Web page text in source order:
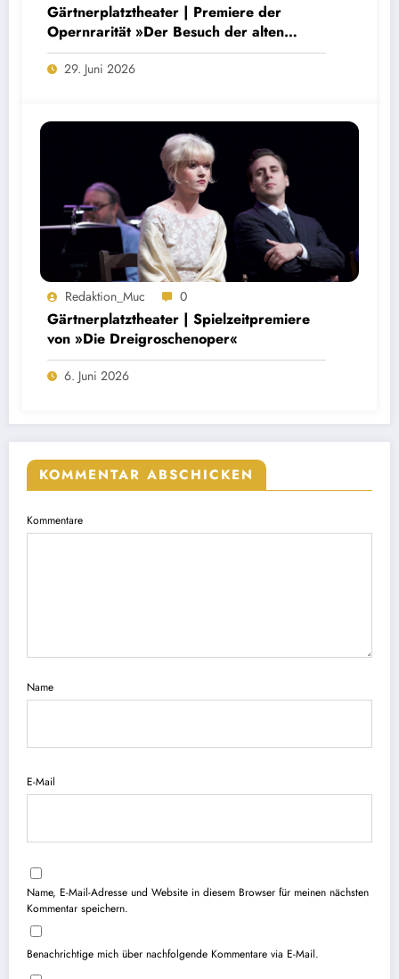
Gärtnerplatztheater | Premiere der
Opernrarität »Der Besuch der alten
Dame«
29. Juni 2026
Redaktion_Muc 0
Gärtnerplatztheater | Spielzeitpremiere
von »Die Dreigroschenoper«
6. Juni 2026
KOMMENTAR ABSCHICKEN
Kommentare
Name
E-Mail
Name, E-Mail-Adresse und Website in diesem Browser für meinen nächsten
Kommentar speichern.
Benachrichtige mich über nachfolgende Kommentare via E-Mail.